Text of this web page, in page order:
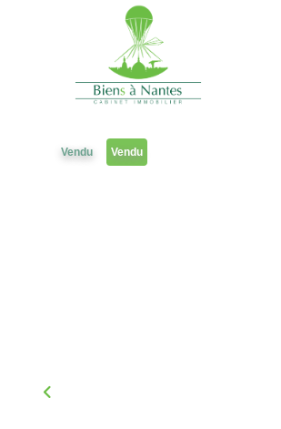
Maison Référence 1847SP
Vendu Vendu